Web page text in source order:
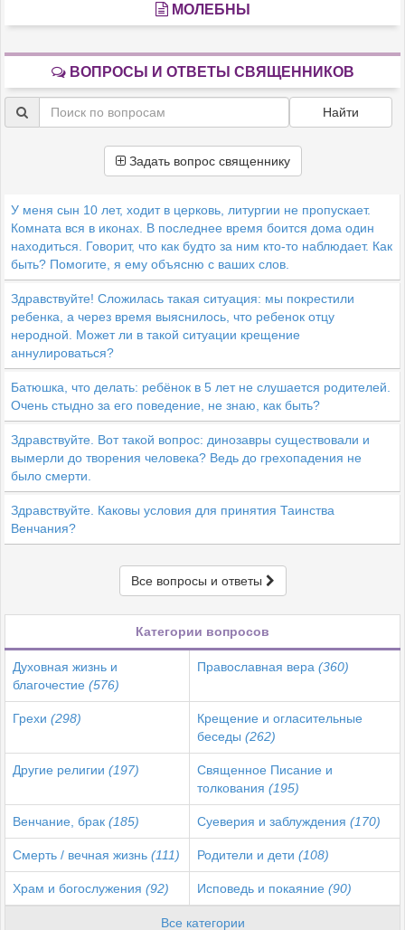
МОЛЕБНЫ
ВОПРОСЫ И ОТВЕТЫ СВЯЩЕННИКОВ
Найти
Задать вопрос священнику
У меня сын 10 лет, ходит в церковь, литургии не пропускает.
Комната вся в иконах. В последнее время боится дома один
находиться. Говорит, что как будто за ним кто-то наблюдает. Как
быть? Помогите, я ему объясню с ваших слов.
Здравствуйте! Сложилась такая ситуация: мы покрестили
ребенка, а через время выяснилось, что ребенок отцу
неродной. Может ли в такой ситуации крещение
аннулироваться?
Батюшка, что делать: ребёнок в 5 лет не слушается родителей.
Очень стыдно за его поведение, не знаю, как быть?
Здравствуйте. Вот такой вопрос: динозавры существовали и
вымерли до творения человека? Ведь до грехопадения не
было смерти.
Здравствуйте. Каковы условия для принятия Таинства
Венчания?
Все вопросы и ответы
Категории вопросов
Духовная жизнь и
благочестие (576)
Православная вера (360)
Грехи (298)
Крещение и огласительные
беседы (262)
Другие религии (197)
Священное Писание и
толкования (195)
Венчание, брак (185) Суеверия и заблуждения (170)
Смерть / вечная жизнь (111) Родители и дети (108)
Храм и богослужения (92) Исповедь и покаяние (90)
Все категории